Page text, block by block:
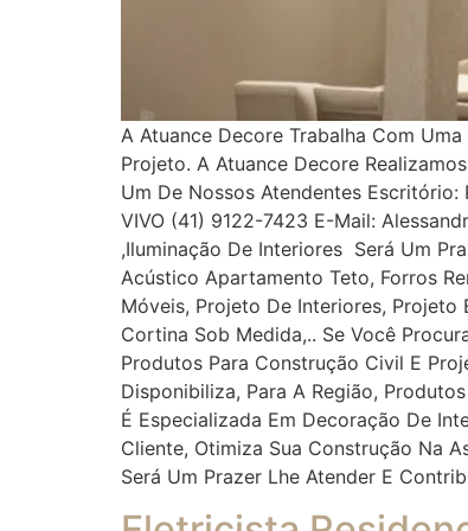
A Atuance Decore Trabalha Com
Projeto. A Atuance Decore
Um De Nossos Atendentes Escritório:
VIVO (41) 9122-7423 E-Mail:
,iluminação De Interiores Será Um
Acústico Apartamento Teto, Forros
Móveis, Projeto De Interiores, Projeto
Cortina Sob Medida,.. Se Você
Produtos Para Construção Civil E
Disponibiliza, Para A Região,
É Especializada Em Decoração De
Cliente, Otimiza Sua Construção Na
Será Um Prazer Lhe Atender E